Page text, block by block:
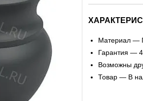
Материал —
Гарантия —
Возможны
Товар — В